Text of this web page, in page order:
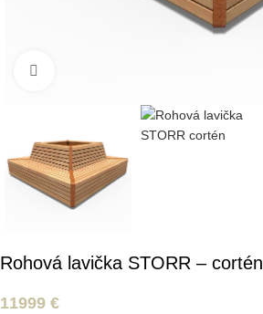
Rohová lavička STORR – cortén
11999 €